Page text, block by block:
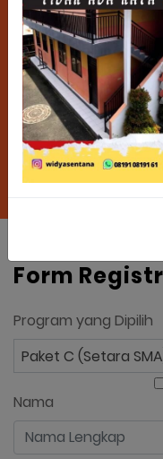
Jalur pendidikan
Form
Program yang Dipilih
Paket C (Setara
Nama